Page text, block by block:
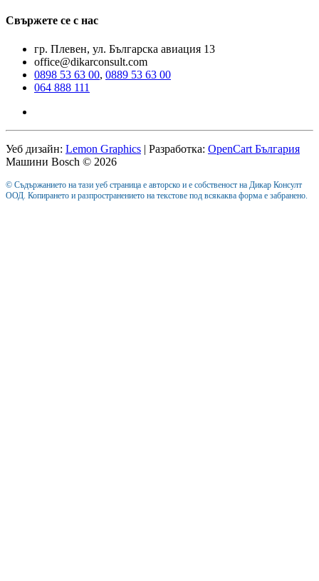
Свържете се с нас
гр. Плевен, ул. Българска авиация 13
office@dikarconsult.com
0898 53 63 00, 0889 53 63 00
064 888 111
Уеб дизайн: Lemon Graphics | Разработка: OpenCart България
Машини Bosch © 2026
© Съдържанието на тази уеб страница е авторско и е собственост на Дикар Консулт
ООД. Копирането и разпространението на текстове под всякаква форма е забранено.